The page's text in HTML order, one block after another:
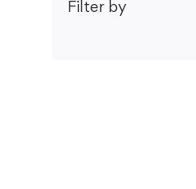
Filter by